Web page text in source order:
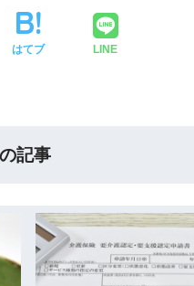
はてブ LINE
記事